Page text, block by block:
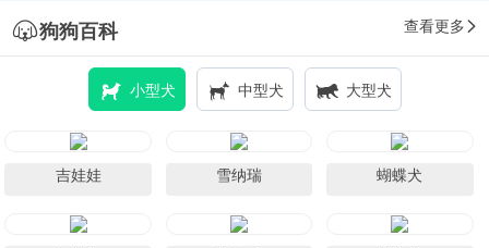
狗狗百科 查看更多
小型犬 中型犬 大型犬
吉娃娃 雪纳瑞 蝴蝶犬